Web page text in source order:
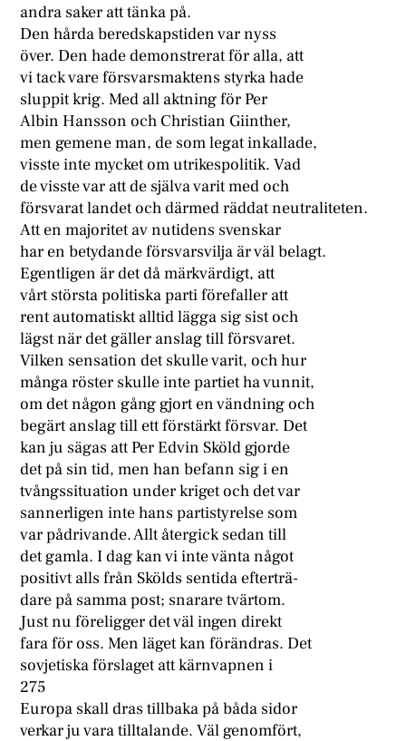
andra saker att tänka på.
Den hårda beredskapstiden var nyss
över. Den hade demonstrerat för alla, att
vi tack vare försvarsmaktens styrka hade
sluppit krig. Med all aktning för Per
Albin Hansson och Christian Giinther,
men gemene man, de som legat inkallade,
visste inte mycket om utrikespolitik. Vad
de visste var att de själva varit med och
försvarat landet och därmed räddat neutraliteten.
Att en majoritet av nutidens svenskar
har en betydande försvarsvilja är väl belagt.
Egentligen är det då märkvärdigt, att
vårt största politiska parti förefaller att
rent automatiskt alltid lägga sig sist och
lägst när det gäller anslag till försvaret.
Vilken sensation det skulle varit, och hur
många röster skulle inte partiet ha vunnit,
om det någon gång gjort en vändning och
begärt anslag till ett förstärkt försvar. Det
kan ju sägas att Per Edvin Sköld gjorde
det på sin tid, men han befann sig i en
tvångssituation under kriget och det var
sannerligen inte hans partistyrelse som
var pådrivande. Allt återgick sedan till
det gamla. I dag kan vi inte vänta något
positivt alls från Skölds sentida efterträ-
dare på samma post; snarare tvärtom.
Just nu föreligger det väl ingen direkt
fara för oss. Men läget kan förändras. Det
sovjetiska förslaget att kärnvapnen i
275
Europa skall dras tillbaka på båda sidor
verkar ju vara tilltalande. Väl genomfört,